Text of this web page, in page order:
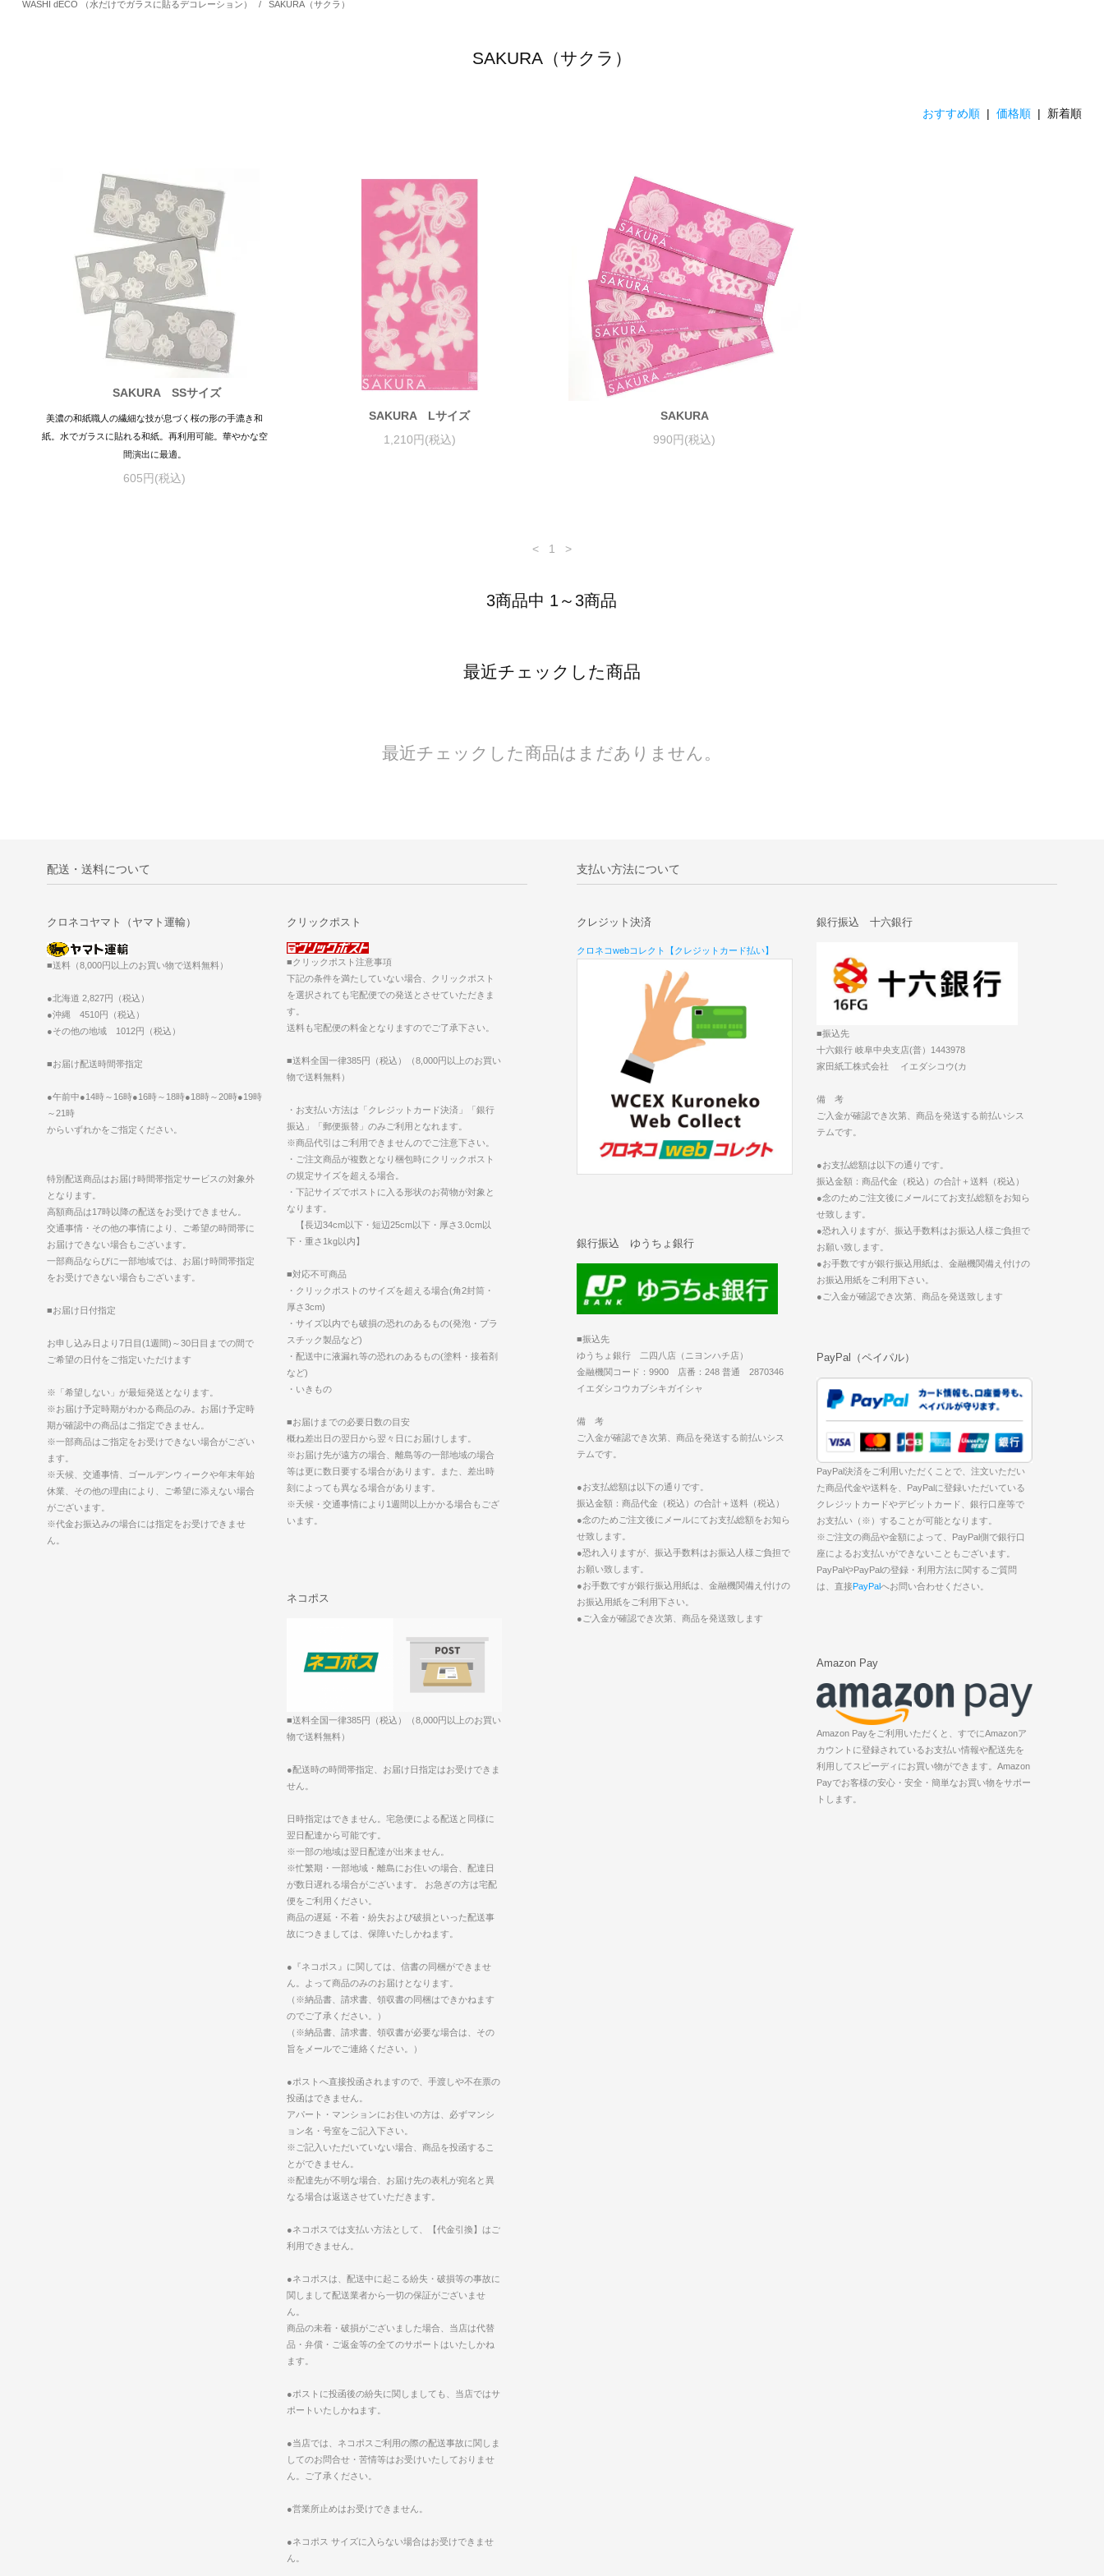
WASHI dECO （水だけでガラスに貼るデコレーション） / SAKURA（サクラ）
SAKURA（サクラ）
おすすめ順 |価格順 | 新着順
SAKURA SSサイズ
美濃の和紙職人の繊細な技が息づく桜の形の手漉き和
紙。水でガラスに貼れる和紙。再利用可能。華やかな空
間演出に最適。
605円(税込)
SAKURA Lサイズ
1,210円(税込)
SAKURA
990円(税込)
< 1 >
3商品中 1～3商品
最近チェックした商品
最近チェックした商品はまだありません。
配送・送料について
クロネコヤマト（ヤマト運輸）
■送料（8,000円以上のお買い物で送料無料）
●北海道 2,827円（税込）
●沖縄 4510円（税込）
●その他の地域 1012円（税込）
■お届け配送時間帯指定
●午前中●14時～16時●16時～18時●18時～20時●19時
～21時
からいずれかをご指定ください。
特別配送商品はお届け時間帯指定サービスの対象外
となります。
高額商品は17時以降の配送をお受けできません。
交通事情・その他の事情により、ご希望の時間帯に
お届けできない場合もございます。
一部商品ならびに一部地域では、お届け時間帯指定
をお受けできない場合もございます。
■お届け日付指定
お申し込み日より7日目(1週間)～30日目までの間で
ご希望の日付をご指定いただけます
※「希望しない」が最短発送となります。
※お届け予定時期がわかる商品のみ。お届け予定時
期が確認中の商品はご指定できません。
※一部商品はご指定をお受けできない場合がござい
ます。
※天候、交通事情、ゴールデンウィークや年末年始
休業、その他の理由により、ご希望に添えない場合
がございます。
※代金お振込みの場合には指定をお受けできませ
ん。
クリックポスト
■クリックポスト注意事項
下記の条件を満たしていない場合、クリックポスト
を選択されても宅配便での発送とさせていただきま
す。
送料も宅配便の料金となりますのでご了承下さい。
■送料全国一律385円（税込）（8,000円以上のお買い
物で送料無料）
・お支払い方法は「クレジットカード決済」「銀行
振込」「郵便振替」のみご利用となれます。
※商品代引はご利用できませんのでご注意下さい。
・ご注文商品が複数となり梱包時にクリックポスト
の規定サイズを超える場合。
・下記サイズでポストに入る形状のお荷物が対象と
なります。
【長辺34cm以下・短辺25cm以下・厚さ3.0cm以
下・重さ1kg以内】
■対応不可商品
・クリックポストのサイズを超える場合(角2封筒・
厚さ3cm)
・サイズ以内でも破損の恐れのあるもの(発泡・プラ
スチック製品など)
・配送中に液漏れ等の恐れのあるもの(塗料・接着剤
など)
・いきもの
■お届けまでの必要日数の目安
概ね差出日の翌日から翌々日にお届けします。
※お届け先が遠方の場合、離島等の一部地域の場合
等は更に数日要する場合があります。また、差出時
刻によっても異なる場合があります。
※天候・交通事情により1週間以上かかる場合もござ
います。
ネコポス
■送料全国一律385円（税込）（8,000円以上のお買い
物で送料無料）
●配送時の時間帯指定、お届け日指定はお受けできま
せん。
日時指定はできません。宅急便による配送と同様に
翌日配達から可能です。
※一部の地域は翌日配達が出来ません。
※忙繁期・一部地域・離島にお住いの場合、配達日
が数日遅れる場合がございます。 お急ぎの方は宅配
便をご利用ください。
商品の遅延・不着・紛失および破損といった配送事
故につきましては、保障いたしかねます。
●『ネコポス』に関しては、信書の同梱ができませ
ん。よって商品のみのお届けとなります。
（※納品書、請求書、領収書の同梱はできかねます
のでご了承ください。）
（※納品書、請求書、領収書が必要な場合は、その
旨をメールでご連絡ください。）
●ポストへ直接投函されますので、手渡しや不在票の
投函はできません。
アパート・マンションにお住いの方は、必ずマンシ
ョン名・号室をご記入下さい。
※ご記入いただいていない場合、商品を投函するこ
とができません。
※配達先が不明な場合、お届け先の表札が宛名と異
なる場合は返送させていただきます。
●ネコポスでは支払い方法として、【代金引換】はご
利用できません。
●ネコポスは、配送中に起こる紛失・破損等の事故に
関しまして配送業者から一切の保証がございませ
ん。
商品の未着・破損がございました場合、当店は代替
品・弁償・ご返金等の全てのサポートはいたしかね
ます。
●ポストに投函後の紛失に関しましても、当店ではサ
ポートいたしかねます。
●当店では、ネコポスご利用の際の配送事故に関しま
してのお問合せ・苦情等はお受けいたしておりませ
ん。ご了承ください。
●営業所止めはお受けできません。
●ネコポス サイズに入らない場合はお受けできませ
ん。
支払い方法について
クレジット決済
クロネコwebコレクト【クレジットカード払い】
銀行振込 十六銀行
■振込先
十六銀行 岐阜中央支店(普）1443978
家田紙工株式会社 イエダシコウ(カ
備 考
ご入金が確認でき次第、商品を発送する前払いシス
テムです。
●お支払総額は以下の通りです。
振込金額：商品代金（税込）の合計＋送料（税込）
●念のためご注文後にメールにてお支払総額をお知ら
せ致します。
●恐れ入りますが、振込手数料はお振込人様ご負担で
お願い致します。
●お手数ですが銀行振込用紙は、金融機関備え付けの
お振込用紙をご利用下さい。
●ご入金が確認でき次第、商品を発送致します
銀行振込 ゆうちょ銀行
■振込先
ゆうちょ銀行 二四八店（ニヨンハチ店）
金融機関コード：9900 店番：248 普通 2870346
イエダシコウカブシキガイシャ
備 考
ご入金が確認でき次第、商品を発送する前払いシス
テムです。
●お支払総額は以下の通りです。
振込金額：商品代金（税込）の合計＋送料（税込）
●念のためご注文後にメールにてお支払総額をお知ら
せ致します。
●恐れ入りますが、振込手数料はお振込人様ご負担で
お願い致します。
●お手数ですが銀行振込用紙は、金融機関備え付けの
お振込用紙をご利用下さい。
●ご入金が確認でき次第、商品を発送致します
PayPal（ペイパル）
PayPal決済をご利用いただくことで、注文いただい
た商品代金や送料を、PayPalに登録いただいている
クレジットカードやデビットカード、銀行口座等で
お支払い（※）することが可能となります。
※ご注文の商品や金額によって、PayPal側で銀行口
座によるお支払いができないこともございます。
PayPalやPayPalの登録・利用方法に関するご質問
は、直接PayPalへお問い合わせください。
Amazon Pay
Amazon Payをご利用いただくと、すでにAmazonア
カウントに登録されているお支払い情報や配送先を
利用してスピーディにお買い物ができます。Amazon
Payでお客様の安心・安全・簡単なお買い物をサポー
トします。